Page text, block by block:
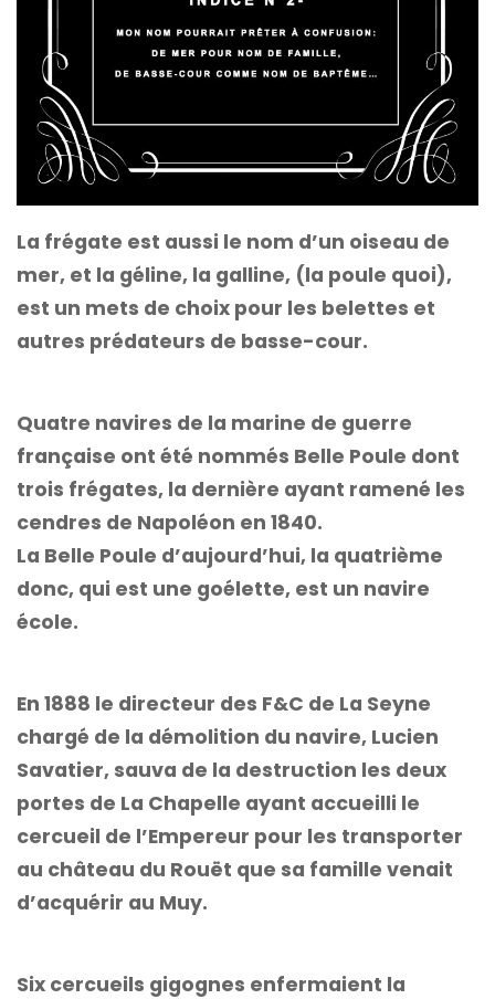
La frégate est aussi le nom d’un oiseau de
mer, et la géline, la galline, (la poule quoi),
est un mets de choix pour les belettes et
autres prédateurs de basse-cour.
Quatre navires de la marine de guerre
française ont été nommés Belle Poule dont
trois frégates, la dernière ayant ramené les
cendres de Napoléon en 1840.
La Belle Poule d’aujourd’hui, la quatrième
donc, qui est une goélette, est un navire
école.
En 1888 le directeur des F&C de La Seyne
chargé de la démolition du navire, Lucien
Savatier, sauva de la destruction les deux
portes de La Chapelle ayant accueilli le
cercueil de l’Empereur pour les transporter
au château du Rouët que sa famille venait
d’acquérir au Muy.
Six cercueils gigognes enfermaient la